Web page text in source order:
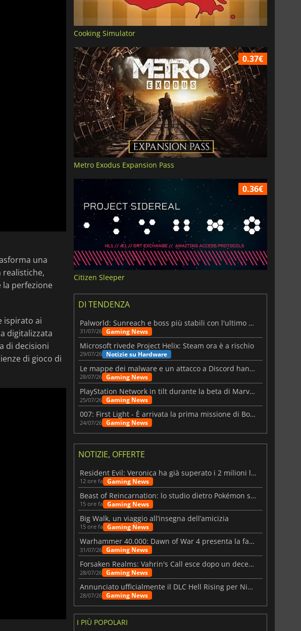
una
realistiche,
la perfezione
ispirato ai
digitalizzata
di decisioni
di gioco di
Cooking Simulator
0.37€
Metro Exodus Expansion Pass
0.36€
Citizen Sleeper
DI TENDENZA
Palworld: Sunreach e boss più stabili con l'ultimo update
31/07/26 Gaming News
Microsoft rivede Project Helix: Steam ora è a rischio
29/07/26 Notizie su Hardware
Le mappe dei malware e un attacco a Discord hanno colpito Meccha Chameleon
28/07/26 Gaming News
PlayStation Network in tilt durante la beta di Marvel Tōkon
25/07/26 Gaming News
007: First Light - È arrivata la prima missione di Bond dopo il lancio
24/07/26 Gaming News
NOTIZIE, OFFERTE
Resident Evil: Veronica ha già superato i 2 milioni liste dei desideri
12 ore fa Gaming News
Beast of Reincarnation: lo studio dietro Pokémon su una nuova strada
15 ore fa Gaming News
Big Walk, un viaggio all’insegna dell’amicizia
15 ore fa Gaming News
Warhammer 40.000: Dawn of War 4 presenta la fazione dei Necron
31/07/26 Gaming News
Forsaken Realms: Vahrin's Call esce dopo un decennio di sviluppo
28/07/26 Gaming News
Annunciato ufficialmente il DLC Hell Rising per Nioh 3
28/07/26 Gaming News
I PIÙ POPOLARI